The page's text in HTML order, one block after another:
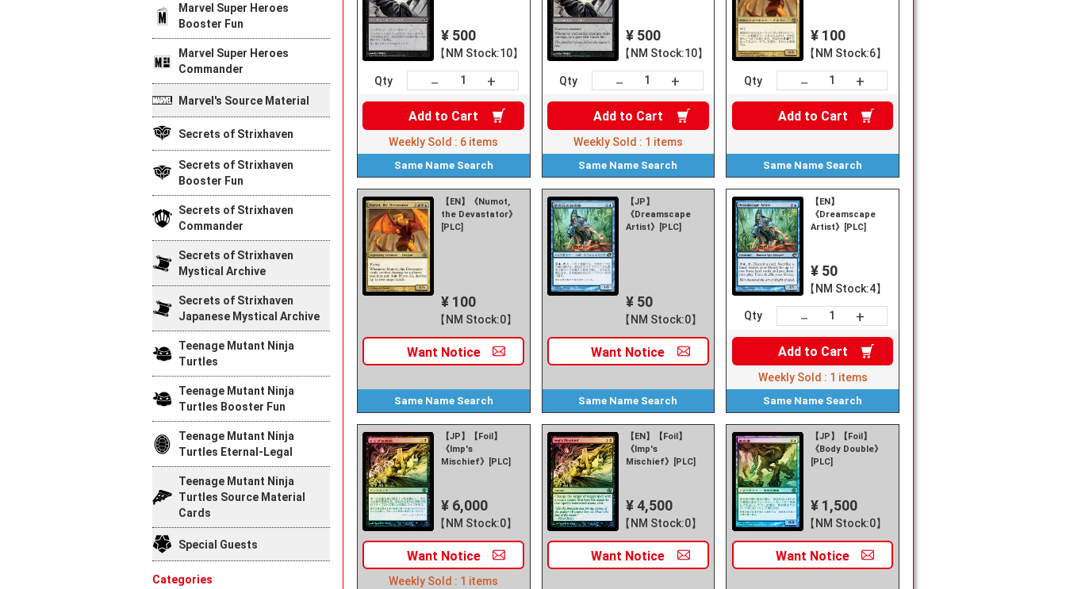
¥ 500
【NM Stock:10】
Qty － +
Add to Cart
Weekly Sold : 6 items
Same Name Search
¥ 500
【NM Stock:10】
Qty － +
Add to Cart
Weekly Sold : 1 items
Same Name Search
¥ 100
【NM Stock:6】
Qty － +
Add to Cart
Same Name Search
【EN】《Numot,
the Devastator》
[PLC]
¥ 100
【NM Stock:0】
Want Notice
Same Name Search
【JP】
《Dreamscape
Artist》[PLC]
¥ 50
【NM Stock:0】
Want Notice
Same Name Search
【EN】
《Dreamscape
Artist》[PLC]
¥ 50
【NM Stock:4】
Qty － +
Add to Cart
Weekly Sold : 1 items
Same Name Search
【JP】【Foil】
《Imp's
Mischief》[PLC]
¥ 6,000
【NM Stock:0】
Want Notice
Weekly Sold : 1 items
【EN】【Foil】
《Imp's
Mischief》[PLC]
¥ 4,500
【NM Stock:0】
Want Notice
【JP】【Foil】
《Body Double》
[PLC]
¥ 1,500
【NM Stock:0】
Want Notice